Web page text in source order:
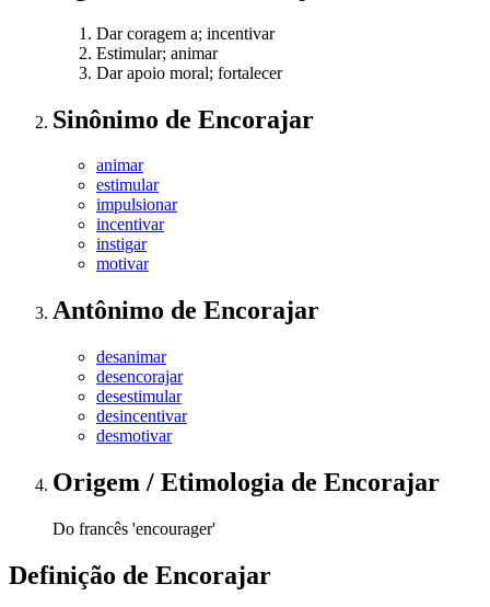
Dar coragem a; incentivar
Estimular; animar
Dar apoio moral; fortalecer
Sinônimo de Encorajar
animar
estimular
impulsionar
incentivar
instigar
motivar
Antônimo de Encorajar
desanimar
desencorajar
desestimular
desincentivar
desmotivar
Origem / Etimologia de Encorajar
Do francês 'encourager'
Definição de Encorajar